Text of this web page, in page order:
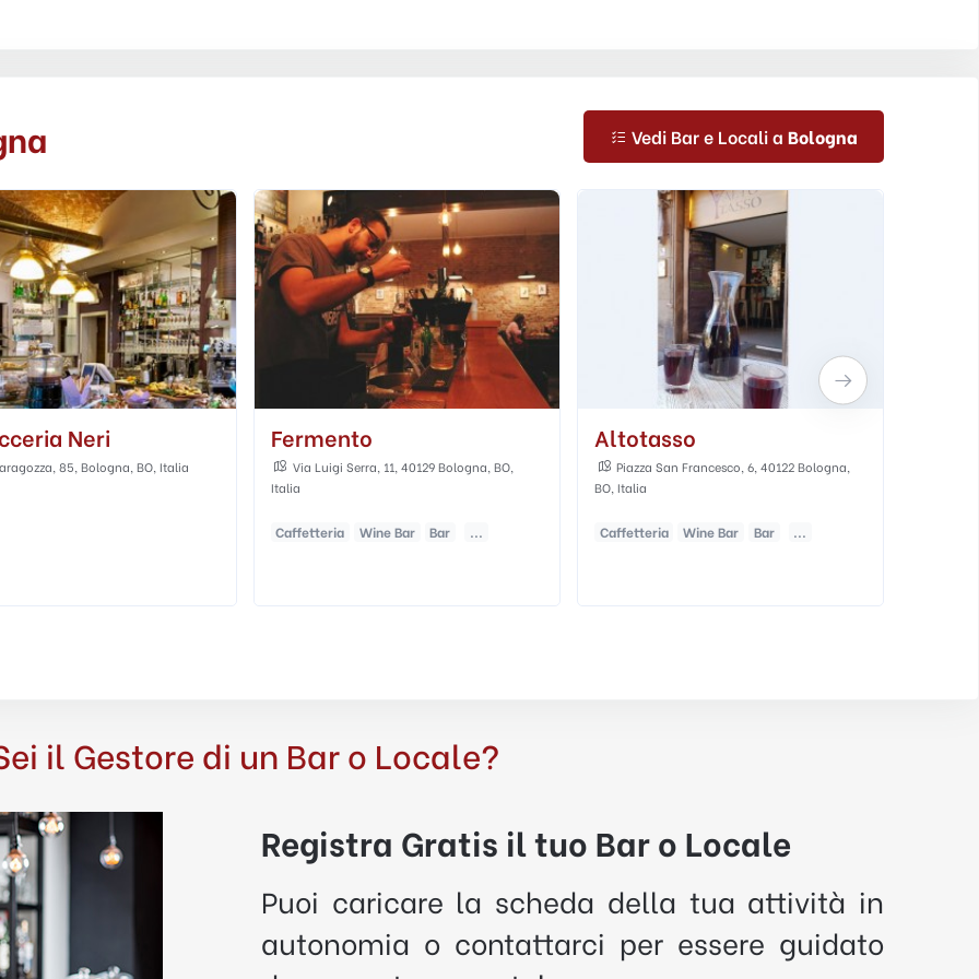
Vedi Bar e Locali a Bologna
Serra, 11, 40129 Bologna, BO,
Altotasso
Piazza San Francesco, 6, 40122 Bologna,
BO, Italia
Caffetteria Wine Bar Bar ...
Nu Lounge Bar
NU Lounge Bar, Via de' Musei, Bologna,
BO, Italia
Caffetteria Bar Cocktail Bar
il Gestore di un Bar o Locale?
Registra Gratis il tuo Bar o Locale
Puoi caricare la scheda della tua attività in
autonomia o contattarci per essere guidato